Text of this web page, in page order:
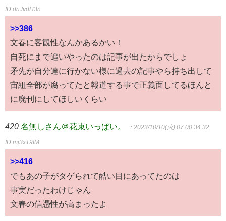
ID:dnJvdH3n
>>386
文春に客観性なんかあるかい！
自死にまで追いやったのは記事が出たからでしょ
矛先が自分達に行かない様に過去の記事やら持ち出して
宙組全部が腐ってたと報道する事で正義面してるほんと
に廃刊にしてほしいくらい
420 名無しさん＠花束いっぱい。 ：2023/10/10(火) 07:00:34.32
ID:mj3xT9fM
>>416
でもあの子がタゲられて酷い目にあってたのは
事実だったわけじゃん
文春の信憑性が高まったよ